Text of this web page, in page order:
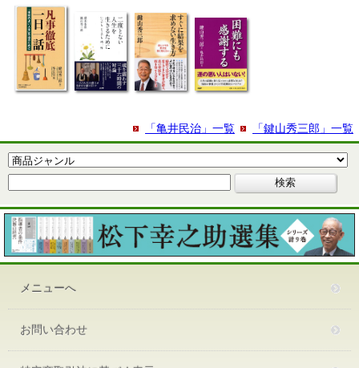
「鍵山秀三郎」一覧
「亀井民治」一覧
メニューへ
お問い合わせ